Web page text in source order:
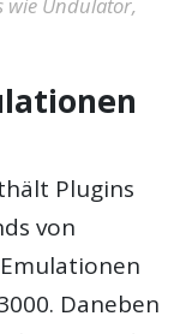
Plugins
von
Daneben